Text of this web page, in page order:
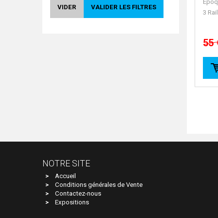
VIDER VALIDER LES FILTRES
3
55
NOTRE SITE
Accueil
Conditions générales de Vente
Contactez-nous
Expositions